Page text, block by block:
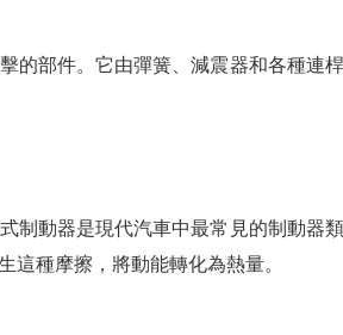
的部件。它由彈簧、減震器和各種連
制動器是現代汽車中最常見的制動器
這種摩擦，將動能轉化為熱量。